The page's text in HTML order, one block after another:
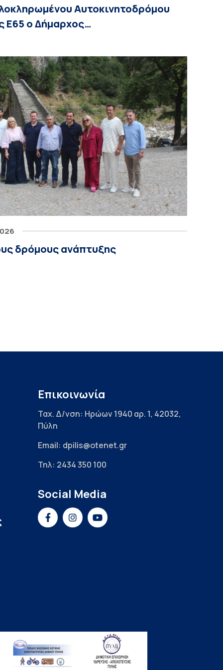
Αυτοκινητοδρόμου
Ε65 ο Δήμαρχος…
δρόμους ανάπτυξης
Επικοινωνία
Ταχ. Δ/νση: Ηρώων 1940 αρ. 1, 42032,
Πύλη
Email: dpilis@otenet.gr
Τηλ: 2434 350 100
Social Media